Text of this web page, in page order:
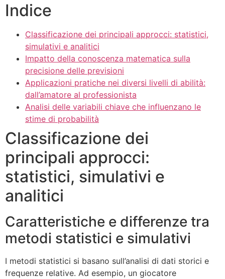
Indice
Classificazione dei principali approcci: statistici,
simulativi e analitici
Impatto della conoscenza matematica sulla
precisione delle previsioni
Applicazioni pratiche nei diversi livelli di abilità:
dall’amatore al professionista
Analisi delle variabili chiave che influenzano le
stime di probabilità
Classificazione dei
principali approcci:
statistici, simulativi e
analitici
Caratteristiche e differenze tra
metodi statistici e simulativi
I metodi statistici si basano sull’analisi di dati storici e
frequenze relative. Ad esempio, un giocatore